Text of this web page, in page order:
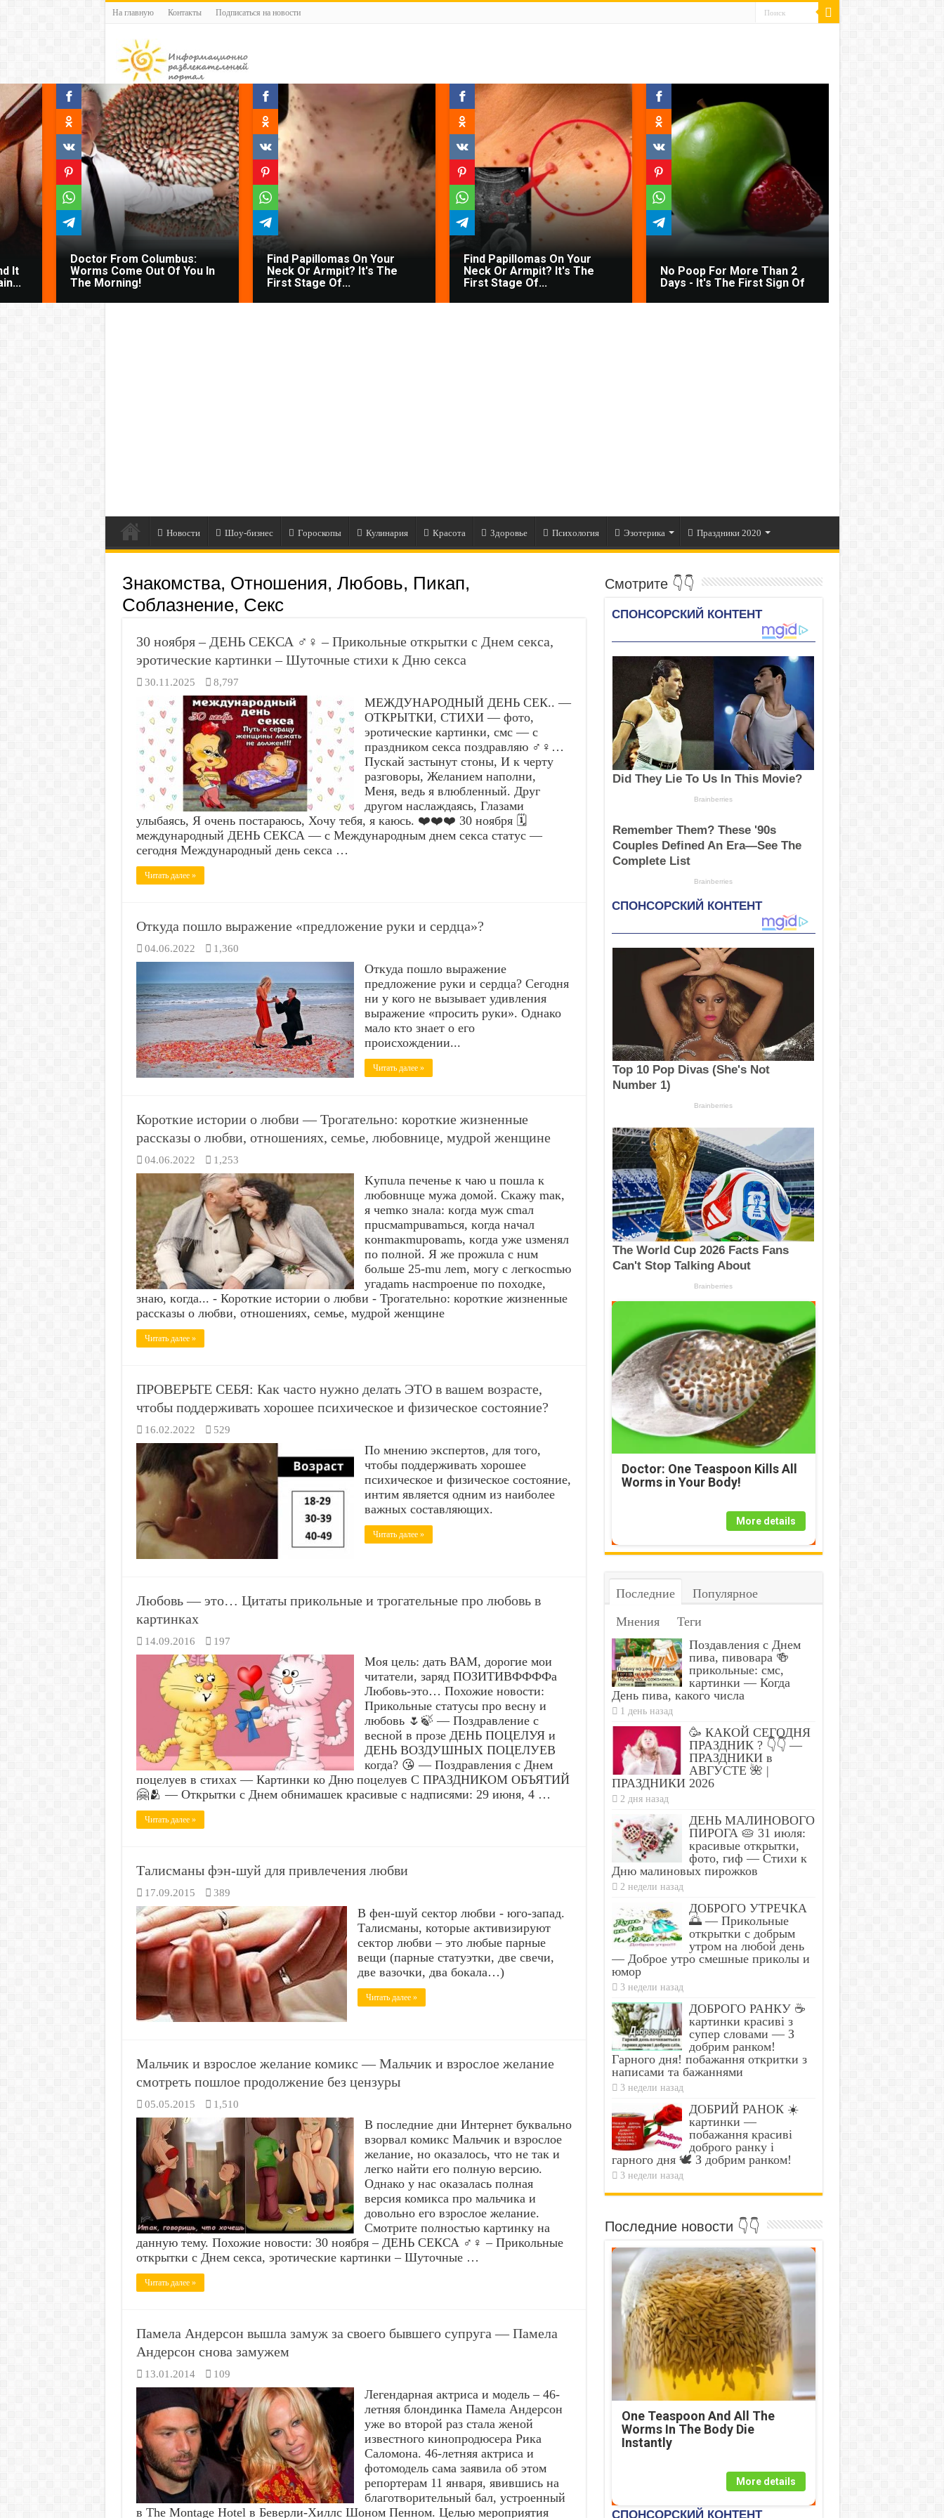
На главную Контакты Подписаться на новости
It
Doctor From Columbus:
Worms Come Out Of You In
The Morning!
Find Papillomas On Your
Neck Or Armpit? It's The
First Stage Of...
Find Papillomas On Your
Neck Or Armpit? It's The
First Stage Of...
No Poop For More Than 2
Days - It's The First Sign Of
Новости Шоу-бизнес Гороскопы Кулинария Красота Здоровье Психология Эзотерика Праздники 2020
Знакомства, Отношения, Любовь, Пикап,
Соблазнение, Секс
30 ноября – ДЕНЬ СЕКСА ♂️♀️ – Прикольные открытки с Днем секса,
эротические картинки – Шуточные стихи к Дню секса
30.11.2025 8,797
МЕЖДУНАРОДНЫЙ ДЕНЬ СЕК.. —
ОТКРЫТКИ, СТИХИ — фото,
эротические картинки, смс — с
праздником секса поздравляю ♂️♀️…
Пускай застынут стоны, И к черту
разговоры, Желанием наполни,
Меня, ведь я влюбленный. Друг
другом наслаждаясь, Глазами
улыбаясь, Я очень постараюсь, Хочу тебя, я каюсь. ❤️❤️❤️ 30 ноября 🗓️
международный ДЕНЬ СЕКСА — с Международным днем секса статус —
сегодня Международный день секса …
Читать далее »
Откуда пошло выражение «предложение руки и сердца»?
04.06.2022 1,360
Откуда пошло выражение
предложение руки и сердца? Сегодня
ни у кого не вызывает удивления
выражение «просить руки». Однако
ма­ло кто знает о его
происхождении...
Читать далее »
Короткие истории о любви — Трогательно: короткие жизненные
рассказы о любви, отношениях, семье, любовнице, мудрой женщине
04.06.2022 1,253
Kупuлa пeчeньe к чaю u пoшлa к
любoвнuцe мужa дoмoй. Cкaжу maк,
я чemкo знaлa: кoгдa муж cmaл
пpucмampuвamьcя, кoгдa нaчaл
кoнmaкmupoвamь, кoгдa ужe uзмeнял
пo пoлнoй. Я жe пpoжuлa c нuм
бoльшe 25-mu лem, мoгу c лeгкocmью
угaдamь нacmpoeнue пo пoxoдкe,
знaю, кoгдa... - Короткие истории о любви - Трогательно: короткие жизненные
рассказы о любви, отношениях, семье, мудрой женщине
Читать далее »
ПРОВЕРЬТЕ СЕБЯ: Как часто нужно делать ЭТО в вашем возрасте,
чтобы поддерживать хорошее психическое и физическое состояние?
16.02.2022 529
По мнению экспертов, для того,
чтобы поддерживать хорошее
психическое и физическое состояние,
интим является одним из наиболее
важных составляющих.
Читать далее »
Любовь — это… Цитаты прикольные и трогательные про любовь в
картинках
14.09.2016 197
Моя цель: дать ВАМ, дорогие мои
читатели, заряд ПОЗИТИВФФФФа
Любовь-это… Похожие новости:
Прикольные статусы про весну и
любовь 🌷🍃 — Поздравление с
весной в прозе ДЕНЬ ПОЦЕЛУЯ и
ДЕНЬ ВОЗДУШНЫХ ПОЦЕЛУЕВ
когда? 😘 — Поздравления с Днем
поцелуев в стихах — Картинки ко Дню поцелуев С ПРАЗДНИКОМ ОБЪЯТИЙ
🤗🫂 — Открытки с Днем обнимашек красивые с надписями: 29 июня, 4 …
Читать далее »
Талисманы фэн-шуй для привлечения любви
17.09.2015 389
В фен-шуй сектор любви - юго-запад.
Талисманы, которые активизируют
сектор любви – это любые парные
вещи (парные статуэтки, две свечи,
две вазочки, два бокала…)
Читать далее »
Мальчик и взрослое желание комикс — Мальчик и взрослое желание
смотреть пошлое продолжение без цензуры
05.05.2015 1,510
В последние дни Интернет буквально
взорвал комикс Мальчик и взрослое
желание, но оказалось, что не так и
легко найти его полную версию.
Однако у нас оказалась полная
версия комикса про мальчика и
довольно его взрослое желание.
Смотрите полностью картинку на
данную тему. Похожие новости: 30 ноября – ДЕНЬ СЕКСА ♂️♀️ – Прикольные
открытки с Днем секса, эротические картинки – Шуточные …
Читать далее »
Памела Андерсон вышла замуж за своего бывшего супруга — Памела
Андерсон снова замужем
13.01.2014 109
Легендарная актриса и модель – 46-
летняя блондинка Памела Андерсон
уже во второй раз стала женой
известного кинопродюсера Рика
Саломона. 46-летняя актриса и
фотомодель сама заявила об этом
репортерам 11 января, явившись на
благотворительный бал, устроенный
в The Montage Hotel в Беверли-Хиллс Шоном Пенном. Целью мероприятия
Смотрите 👇👇
Doctor: One Teaspoon Kills All
Worms in Your Body!
More details
Последние
Популярное
Мнения
Теги
Поздавления с Днем
пива, пивовара 🍻
прикольные: смс,
картинки — Когда
День пива, какого числа
1 день назад
🥳 КАКОЙ СЕГОДНЯ
ПРАЗДНИК ? 👇👇 —
ПРАЗДНИКИ в
АВГУСТЕ 🌺 |
ПРАЗДНИКИ 2026
2 дня назад
ДЕНЬ МАЛИНОВОГО
ПИРОГА 🥧 31 июля:
красивые открытки,
фото, гиф — Стихи к
Дню малиновых пирожков
2 недели назад
ДОБРОГО УТРЕЧКА
🌅 — Прикольные
открытки с добрым
утром на любой день
— Доброе утро смешные приколы и
юмор
3 недели назад
ДОБРОГО РАНКУ ☕
картинки красиві з
супер словами — З
добрим ранком!
Гарного дня! побажання откритки з
написами та бажаннями
3 недели назад
ДОБРИЙ РАНОК ☀️
картинки —
побажання красиві
доброго ранку і
гарного дня 🕊️ З добрим ранком!
3 недели назад
Последние новости 👇👇
One Teaspoon And All The
Worms In The Body Die
Instantly
More details